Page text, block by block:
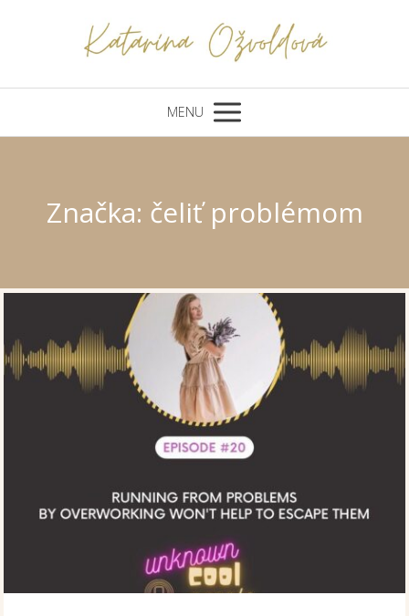
MENU
Značka: čeliť problémom